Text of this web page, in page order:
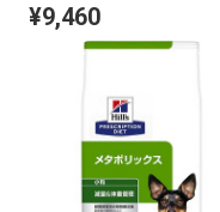
¥9,460